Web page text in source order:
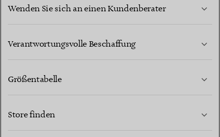
Wenden Sie sich an einen Kundenberater
Verantwortungsvolle Beschaffung
Größentabelle
Store finden